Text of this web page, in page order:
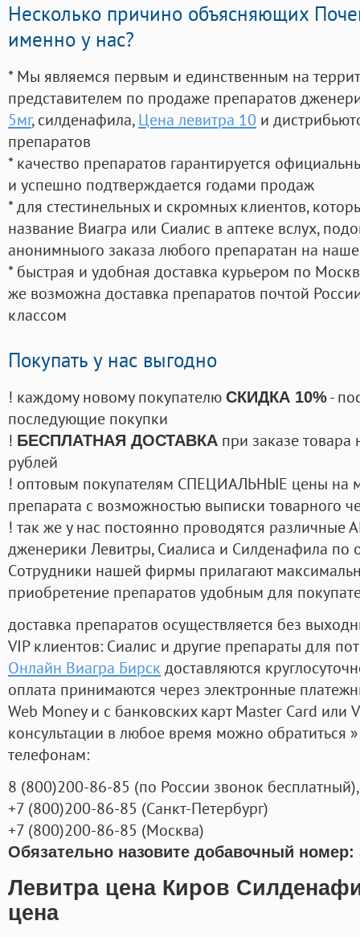
Несколько причино объясняющих
именно у нас?
* Мы являемся первым и единственным на
представителем по продаже препаратов
5мг, силденафила, Цена левитра 10 и
препаратов
* качество препаратов гарантируется
и успешно подтверждается годами продаж
* для стестинельных и скромных клиентов,
название Виагра или Сиалис в аптеке вслух,
анонимныого заказа любого препаратан на
* быстрая и удобная доставка курьером по
же возможна доставка препаратов почтой
классом
Покупать у нас выгодно
! каждому новому покупателю СКИДКА 10%-
последующие покупки
! БЕСПЛАТНАЯ ДОСТАВКА при заказе
рублей
! оптовым покупателям СПЕЦИАЛЬНЫЕ цены на
препарата с возможностью выписки товарного
! так же у нас постоянно проводятся
дженерики Левитры, Сиалиса и Силденафила по
Cотрудники нашей фирмы прилагают
приобретение препаратов удобным для
доставка препаратов осуществляется без
VIP клиентов: Сиалис и другие препараты для
Онлайн Виагра Бирск доставляются
оплата принимаются через электронные
Web Money и с банковских карт Master Card или
консультации в любое время можно обратиться
телефонам:
8 (800)200-86-85 (по России звонок бесплатный),
+7 (800)200-86-85 (Санкт-Петербург)
+7 (800)200-86-85 (Москва)
Обязательно назовите добавочный номер:
Левитра цена Киров
цена